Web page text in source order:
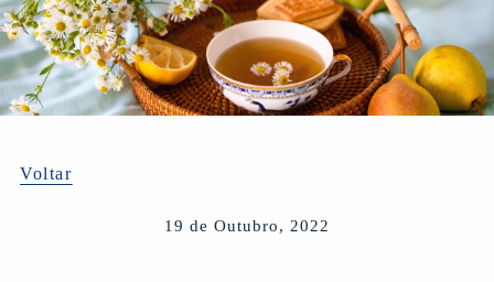
Voltar
19 de Outubro, 2022